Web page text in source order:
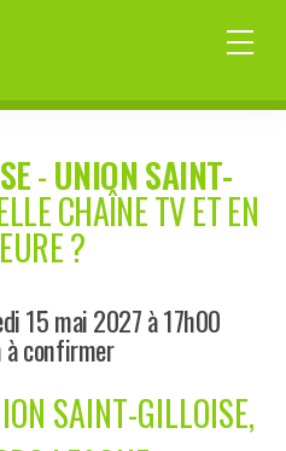
-UNION SAINT-
CHAÎNE TV ET EN
?
15 mai 2027 à 17h00
confirmer
SAINT-GILLOISE,